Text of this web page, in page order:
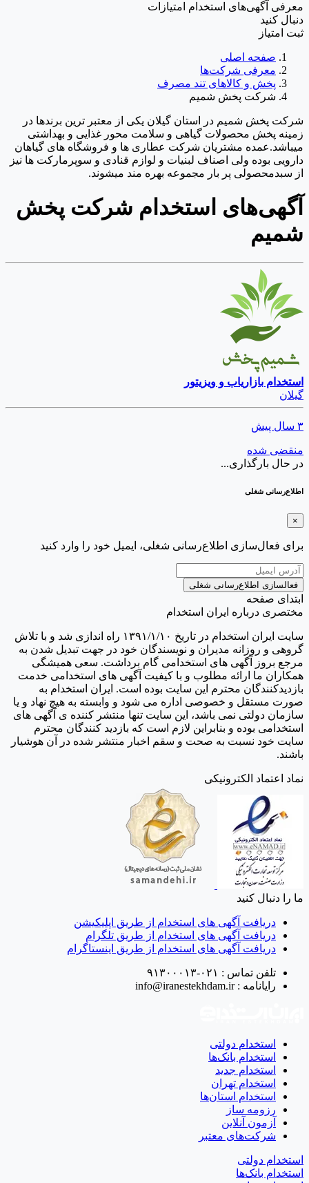
معرفی آگهی‌های استخدام امتیازات
دنبال کنید
ثبت امتیاز
صفحه اصلی
معرفی شرکت‌ها
پخش و کالاهای تند مصرف
شرکت پخش شمیم
شرکت پخش شمیم در استان گیلان یکی از معتبر ترین برندها در
زمینه پخش محصولات گیاهی و سلامت محور غذایی و بهداشتی
میباشد.عمده مشتریان شرکت عطاری ها و فروشگاه های گیاهان
دارویی بوده ولی اصناف لبنیات و لوازم قنادی و سوپرمارکت ها نیز
از سبدمحصولی پر بار مجموعه بهره مند میشوند.
آگهی‌های استخدام شرکت پخش
شمیم
استخدام بازاریاب و ویزیتور
گیلان
۳ سال پیش
منقضی شده
در حال بارگذاری...
اطلاع‌رسانی شغلی
×
برای فعال‌سازی اطلاع‌رسانی شغلی، ایمیل خود را وارد کنید
فعالسازی اطلاع‌رسانی شغلی
ابتدای صفحه
مختصری درباره ایران استخدام
سایت ایران استخدام در تاریخ ۱۳۹۱/۱/۱۰ راه اندازی شد و با تلاش
گروهی و روزانه مدیران و نویسندگان خود در جهت تبدیل شدن به
مرجع بروز آگهی های استخدامی گام برداشت. سعی همیشگی
همکاران ما ارائه مطلوب و با کیفیت آگهی های استخدامی خدمت
بازدیدکنندگان محترم این سایت بوده است. ایران استخدام به
صورت مستقل و خصوصی اداره می شود و وابسته به هیچ نهاد و یا
سازمان دولتی نمی باشد، این سایت تنها منتشر کننده ی آگهی های
استخدامی بوده و بنابراین لازم است که بازدید کنندگان محترم
سایت خود نسبت به صحت و سقم اخبار منتشر شده در آن هوشیار
باشند.
نماد اعتماد الکترونیکی
ما را دنبال کنید
دریافت آگهی های استخدام از طریق اپلیکیشن
دریافت آگهی های استخدام از طریق تلگرام
دریافت آگهی های استخدام از طریق اینستاگرام
تلفن تماس : ۰۲۱-۹۱۳۰۰۰۱۳
رایانامه :info@iranestekhdam.ir
استخدام دولتی
استخدام بانک‌ها
استخدام جدید
استخدام تهران
استخدام استان‌ها
رزومه ساز
آزمون آنلاین
شرکت‌های معتبر
استخدام دولتی
استخدام بانک‌ها